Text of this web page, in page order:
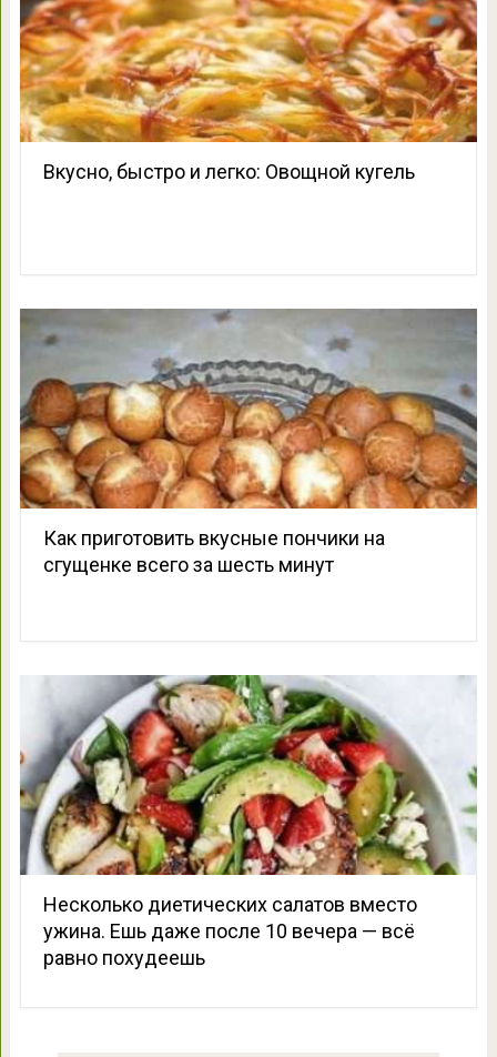
Вкусно, быстро и легко: Овощной кугель
Как приготовить вкусные пончики на
сгущенке всего за шесть минут
Несколько диетических салатов вместо
ужина. Ешь даже после 10 вечера — всё
равно похудеешь